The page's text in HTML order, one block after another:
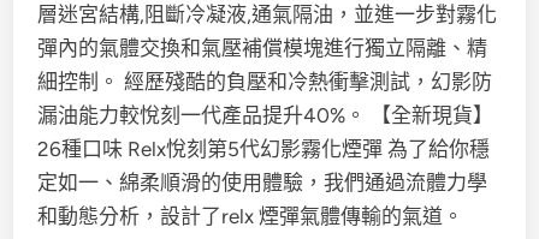
層迷宮結構,阻斷冷凝液,通氣隔油，並進一步對霧化
彈內的氣體交換和氣壓補償模塊進行獨立隔離、精
細控制。 經歷殘酷的負壓和冷熱衝擊測試，幻影防
漏油能力較悅刻一代產品提升40%。 【全新現貨】
26種口味 Relx悅刻第5代幻影霧化煙彈 為了給你穩
定如一、綿柔順滑的使用體驗，我們通過流體力學
和動態分析，設計了relx 煙彈氣體傳輸的氣道。